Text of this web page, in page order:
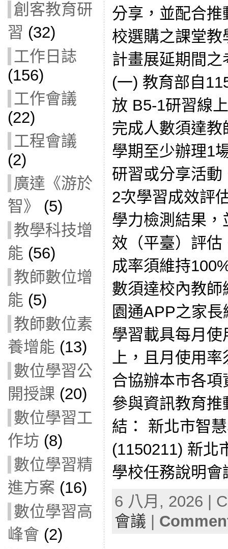
創客教育研
習 (32)
工作日誌
(156)
工作會議
(22)
工程會議
(2)
廣達《游於
智》
(5)
教學科技增
能 (56)
教師數位增
能 (5)
教師數位素
養增能 (13)
數位學習公
開授課 (20)
數位學習工
作坊 (8)
數位學習精
進方案 (16)
數位學習高
峰會 (2)
分享，並配合
校選購之課堂
計畫展延期間
(一) 教育部自
放 B5-1研習線
完成人數須達
學期至少辦理1
研習或分享活
2次學習成效評
學力檢測結果
效（平臺）評
成率須維持
數須達校內教
園通APP之家
學習載具每月
上，且月使用
合協辦本市各
參與資訊教育
結： 新北市智
(1150211) 新北
學校任務說明
6 八月, 2026 |
會議 |